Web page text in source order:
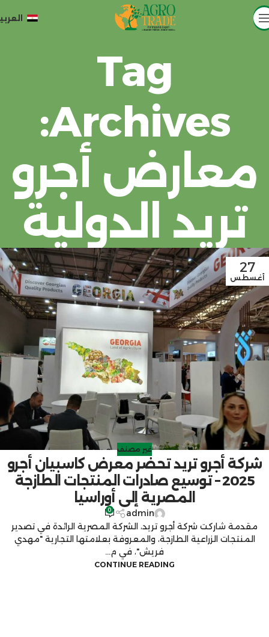
Tag
Archives:
معارض أجرو
تريد الدولية
27
أغسطس
غير مصنف
شركة أجرو تريد تحضر معرض كاسبيان أجرو
2025 – توسيع صادرات المنتجات الطازجة
المصرية إلى أوراسيا
admin
0
مقدمة شاركت شركة أجرو تريد، الشركة المصرية الرائدة في تصدير
المنتجات الزراعية الطازجة، والمعروفة بعلامتها التجارية "مهدي
فريش"، في م...
CONTINUE READING